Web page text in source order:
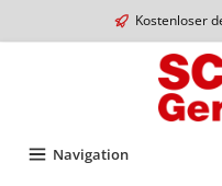
Kostenloser
Navigation